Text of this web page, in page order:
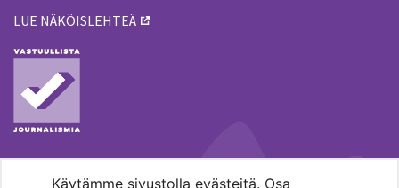
Käytämme sivustolla evästeitä. Osa
LUE NÄKÖISLEHTEÄ